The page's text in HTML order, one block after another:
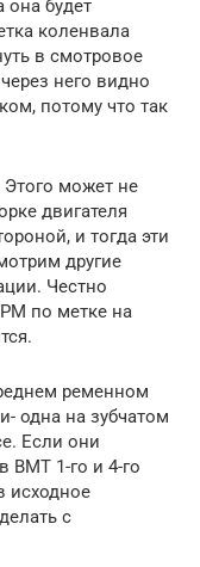
она будет
коленвала
в смотровое
него видно
потому что так
может не
двигателя
и тогда эти
другие
Честно
по метке на
ременном
одна на зубчатом
Если они
ВМТ 1-го и 4-го
исходное
с